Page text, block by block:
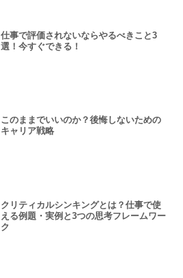
仕事で評価されないならやるべきこと3
選！今すぐできる！
このままでいいのか？後悔しないための
キャリア戦略
クリティカルシンキングとは？仕事で使
える例題・実例と3つの思考フレームワー
ク